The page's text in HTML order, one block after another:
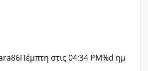
Πέμπτη στις 04:34 PM%d ημ